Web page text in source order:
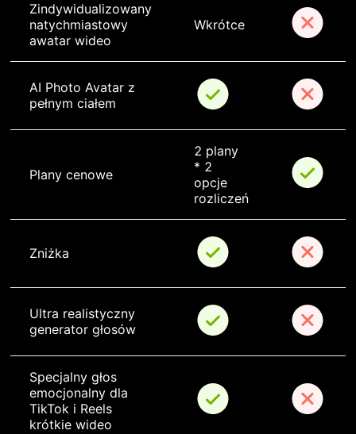
Zindywidualizowany
natychmiastowy
awatar wideo
Wkrótce
AI Photo Avatar z
pełnym ciałem
Plany cenowe
2 plany
* 2
opcje
rozliczeń
Zniżka
Ultra realistyczny
generator głosów
Specjalny głos
emocjonalny dla
TikTok i Reels
krótkie wideo